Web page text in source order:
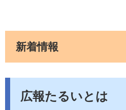
新着情報
広報たるいとは